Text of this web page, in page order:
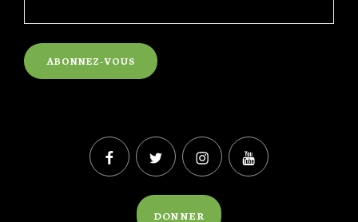
Facebook Twitter Instagram YouTube
DONNER